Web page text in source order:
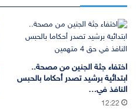
اختفاء جثة الجنين من مصحة..
ابتدائية برشيد تصدر أحكاما بالحبس
النافذ في…
12:22